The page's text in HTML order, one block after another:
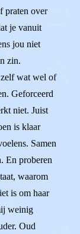
praten over
je vanuit
jou niet
zin.
wat wel of
Geforceerd
niet. Juist
is klaar
Samen
En proberen
waarom
is om haar
weinig
Oud